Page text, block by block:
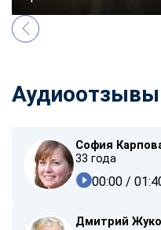
Аудиоотзывы
София
33 года
00:00 /
Дмитрий